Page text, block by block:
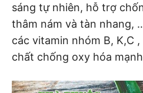
sáng tự nhiên, hỗ trợ
thâm nám và tàn nhang,
các vitamin nhóm B, K,C
chất chống oxy hóa